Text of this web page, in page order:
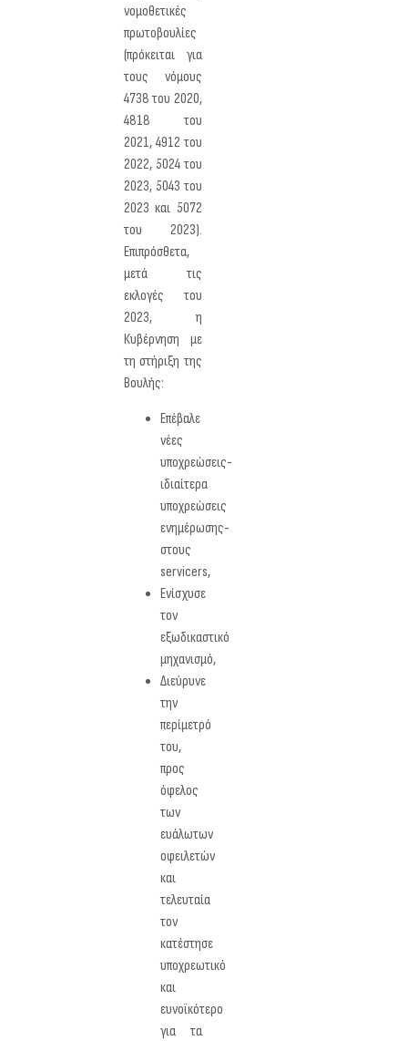
νομοθετικές
πρωτοβουλίες
(πρόκειται για
τους νόμους
4738 του 2020,
4818 του
2021, 4912 του
2022, 5024 του
2023, 5043 του
2023 και 5072
του 2023).
Επιπρόσθετα,
μετά τις
εκλογές του
2023, η
Κυβέρνηση με
τη στήριξη της
Βουλής:
Επέβαλε
νέες
υποχρεώσεις-
ιδιαίτερα
υποχρεώσεις
ενημέρωσης-
στους
servicers,
Ενίσχυσε
τον
εξωδικαστικό
μηχανισμό,
Διεύρυνε
την
περίμετρό
του,
προς
όφελος
των
ευάλωτων
οφειλετών
και
τελευταία
τον
κατέστησε
υποχρεωτικό
και
ευνοϊκότερο
για τα